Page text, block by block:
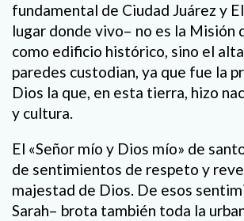
fundamental de Ciudad Juárez y
lugar donde vivo– no es la Misión
como edificio histórico, sino el
paredes custodian, ya que fue la
Dios la que, en esta tierra, hizo
y cultura.
El «Señor mío y Dios mío» de
de sentimientos de respeto y
majestad de Dios. De esos
Sarah– brota también toda la